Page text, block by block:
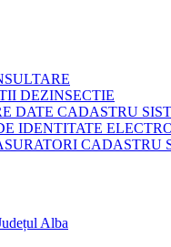
DEZINSECTIE
DATE CADASTRU
IDENTITATE
CADASTRU